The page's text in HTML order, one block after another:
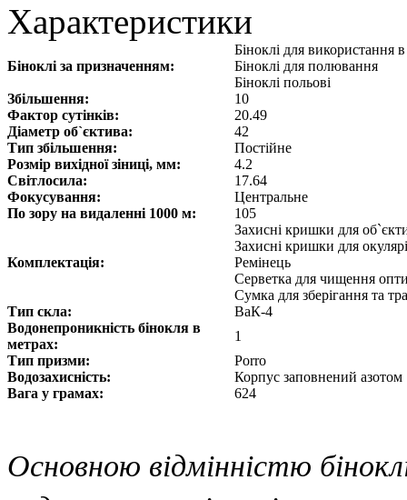
Характеристики
Біноклі за призначенням:
Біноклі для використання
Біноклі для полювання
Біноклі польові
Збільшення:
10
Фактор сутінків:
20.49
Діаметр об`єктива:
42
Тип збільшення:
Постійне
Розмір вихідної зіниці, мм:
4.2
Світлосила:
17.64
Фокусування:
Центральне
По зору на видаленні 1000 м:
105
Комплектація:
Захисні кришки для
Захисні кришки для
Ремінець
Серветка для чищення
Сумка для зберігання та
Тип скла:
ВаК-4
Водонепроникність бінокля в
метрах:
1
Тип призми:
Porro
Водозахисність:
Корпус заповнений азотом
Вага у грамах:
624
Основною відмінністю